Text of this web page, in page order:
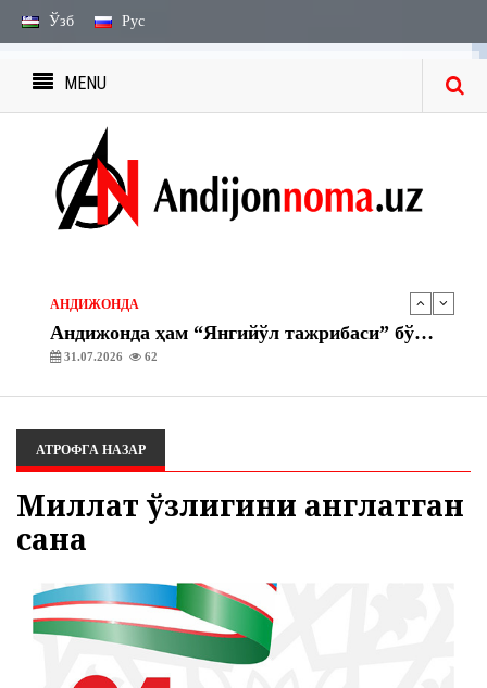
Ўзб Рус
MENU
ЭЪЛОН ВА БИЛДИРУВЛАР
МЕРОС БИЛДИРУВЛАРИ
27.07.2026 2238
ЭЪЛОН ВА БИЛДИРУВЛАР
АНДИЖОНДА
Андижонда ҳам “Янгийўл тажрибаси” бўйича амалий ишлар бошланди
31.07.2026 62
30.07.2026 65
ЭЪЛОН ВА БИЛДИРУВЛАР
27.07.2026 2238
ЭЪЛОН ВА БИЛДИРУВЛАР
13.08.2026 1743
АТРОФГА НАЗАР
Миллат ўзлигини англатган
сана